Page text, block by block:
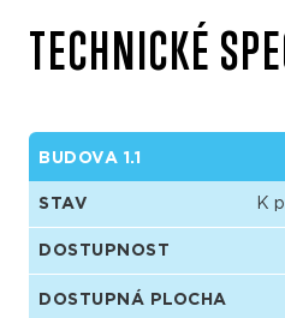
TECHNICKÉ
BUDOVA 1.1
STAV K
DOSTUPNOST
DOSTUPNÁ PLOCHA